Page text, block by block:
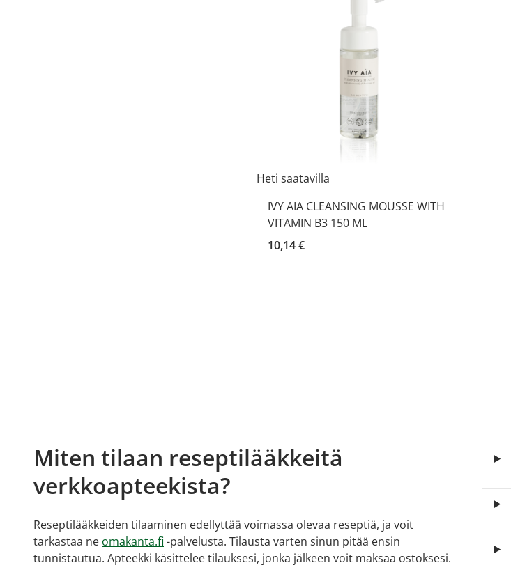
Heti saatavilla
IVY AIA CLEANSING MOUSSE WITH
VITAMIN B3 150 ML
10,14 €
Miten tilaan reseptilääkkeitä
verkkoapteekista?
Reseptilääkkeiden tilaaminen edellyttää voimassa olevaa reseptiä, ja voit
tarkastaa ne omakanta.fi -palvelusta. Tilausta varten sinun pitää ensin
tunnistautua. Apteekki käsittelee tilauksesi, jonka jälkeen voit maksaa ostoksesi.